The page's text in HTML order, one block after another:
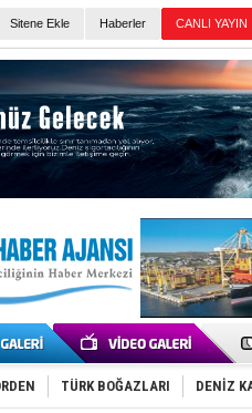
Sitene Ekle Haberler CANLI YAYIN
TÜRK BOĞAZLARI DENİZ